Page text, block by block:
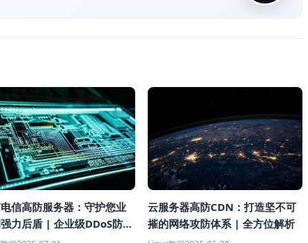
信高防服务器：守护您业
力后盾 | 企业级DDoS防御
云服务器高防CDN：打造坚不可
摧的网络攻防体系 | 全方位解析